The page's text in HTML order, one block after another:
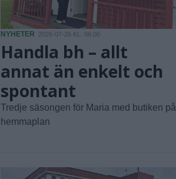
NYHETER 2026-07-26 KL. 06:00
Handla bh – allt
annat än enkelt och
spontant
Tredje säsongen för Maria med butiken på
hemmaplan